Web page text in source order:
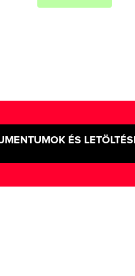
ÉS